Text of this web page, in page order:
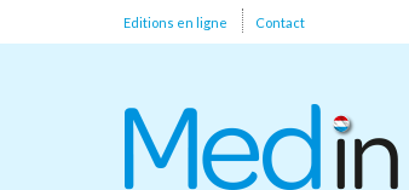
Editions en ligne Contact